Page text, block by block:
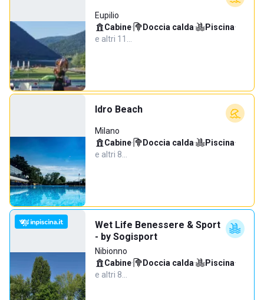
Eupilio
Cabine· Doccia calda· Piscina·
e altri 11…
Idro Beach
Milano
Cabine· Doccia calda· Piscina·
e altri 8…
Wet Life Benessere & Sport
- by Sogisport
Nibionno
Cabine· Doccia calda· Piscina·
e altri 8…